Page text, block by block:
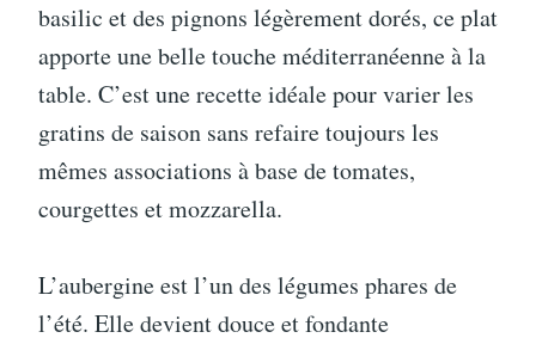
basilic et des pignons légèrement dorés, ce plat
apporte une belle touche méditerranéenne à la
table. C’est une recette idéale pour varier les
gratins de saison sans refaire toujours les
mêmes associations à base de tomates,
courgettes et mozzarella.
L’aubergine est l’un des légumes phares de
l’été. Elle devient douce et fondante